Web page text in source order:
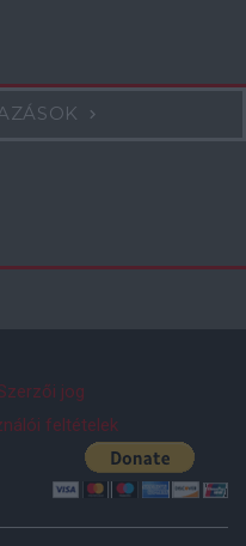
jog
feltételek